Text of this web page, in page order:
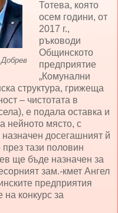
Тотева, която
осем години, от
2017 г.,
ръководи
Общинското
предприятие
„Комунални
структура, грижеща
– чистотата в
е подала оставка и
нейното място, с
досегашният й
тази половин
ще бъде назначен за
зам.-кмет Ангел
предприятия
конкурс за